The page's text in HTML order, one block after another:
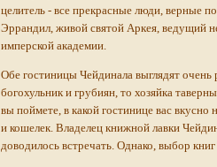
целитель - все прекрасные люди, верные
Эррандил, живой святой Аркея, ведущий
имперской академии.
Обе гостиницы Чейдинала выглядят
богохульник и грубиян, то хозяйка
вы поймете, в какой гостинице вас
и кошелек. Владелец книжной лавки
доводилось встречать. Однако, выбор